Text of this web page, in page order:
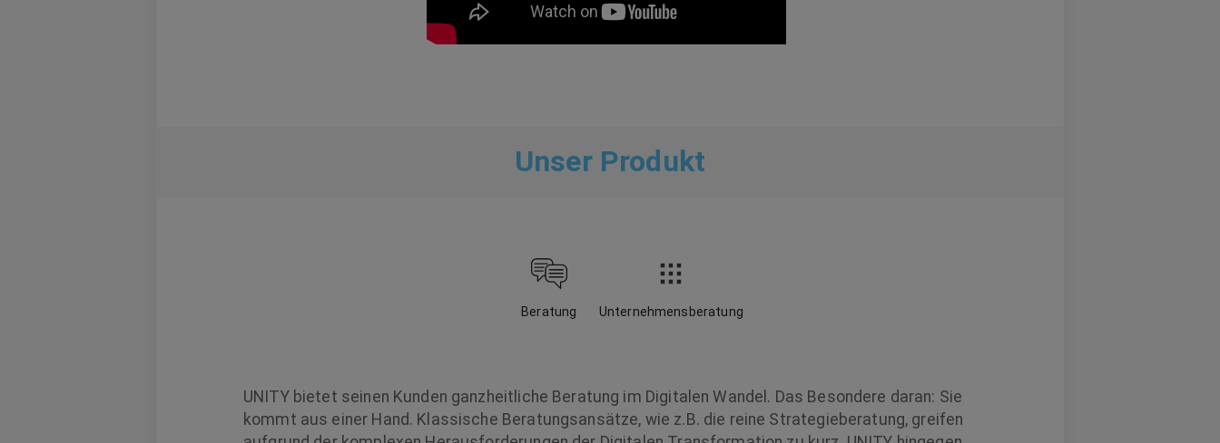
Unser Produkt
Beratung Unternehmensberatung
UNITY bietet seinen Kunden ganzheitliche Beratung im Digitalen Wandel. Das Besondere daran: Sie
kommt aus einer Hand. Klassische Beratungsansätze, wie z.B. die reine Strategieberatung, greifen